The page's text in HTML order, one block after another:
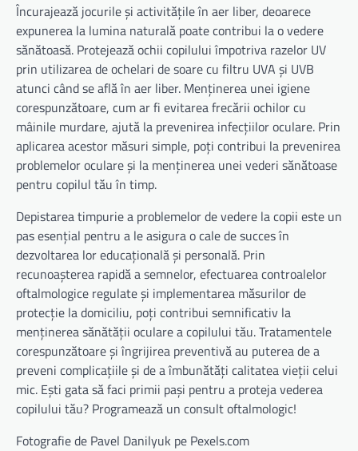
Încurajează jocurile și activitățile în aer liber, deoarece
expunerea la lumina naturală poate contribui la o vedere
sănătoasă. Protejează ochii copilului împotriva razelor UV
prin utilizarea de ochelari de soare cu filtru UVA și UVB
atunci când se află în aer liber. Menținerea unei igiene
corespunzătoare, cum ar fi evitarea frecării ochilor cu
mâinile murdare, ajută la prevenirea infecțiilor oculare. Prin
aplicarea acestor măsuri simple, poți contribui la prevenirea
problemelor oculare și la menținerea unei vederi sănătoase
pentru copilul tău în timp.
Depistarea timpurie a problemelor de vedere la copii este un
pas esențial pentru a le asigura o cale de succes în
dezvoltarea lor educațională și personală. Prin
recunoașterea rapidă a semnelor, efectuarea controalelor
oftalmologice regulate și implementarea măsurilor de
protecție la domiciliu, poți contribui semnificativ la
menținerea sănătății oculare a copilului tău. Tratamentele
corespunzătoare și îngrijirea preventivă au puterea de a
preveni complicațiile și de a îmbunătăți calitatea vieții celui
mic. Ești gata să faci primii pași pentru a proteja vederea
copilului tău? Programează un consult oftalmologic!
Fotografie de Pavel Danilyuk pe Pexels.com